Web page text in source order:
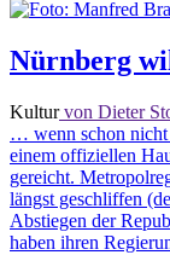
Nürnberg
Kulturvon Dieter
… wenn schon nicht
einem offiziellen
gereicht.
längst geschliffen
Abstiegen der
haben ihren